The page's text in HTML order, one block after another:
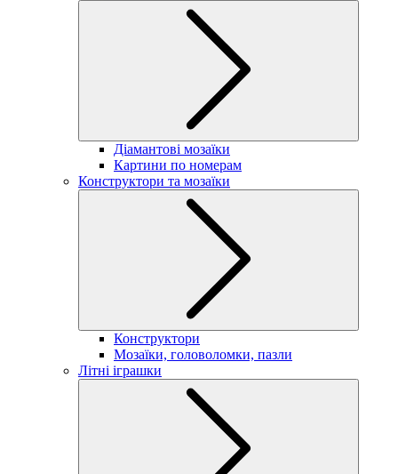
Діамантові мозаїки
Картини по номерам
Конструктори та мозаїки
Конструктори
Мозаїки, головоломки, пазли
Літні іграшки